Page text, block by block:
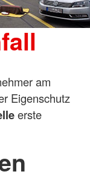
am
Eigenschutz
erste